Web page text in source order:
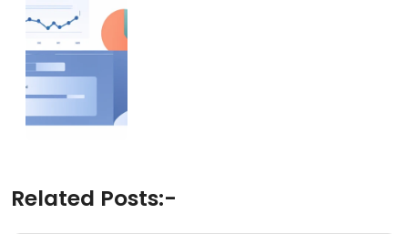
Related Posts:-